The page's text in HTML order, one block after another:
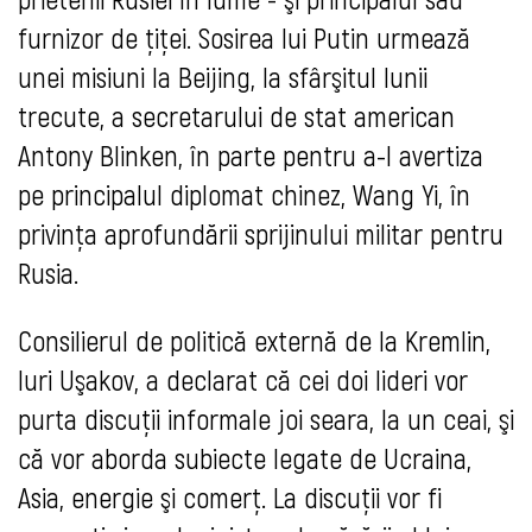
furnizor de ţiţei. Sosirea lui Putin urmează
unei misiuni la Beijing, la sfârşitul lunii
trecute, a secretarului de stat american
Antony Blinken, în parte pentru a-l avertiza
pe principalul diplomat chinez, Wang Yi, în
privinţa aprofundării sprijinului militar pentru
Rusia.
Consilierul de politică externă de la Kremlin,
Iuri Uşakov, a declarat că cei doi lideri vor
purta discuţii informale joi seara, la un ceai, şi
că vor aborda subiecte legate de Ucraina,
Asia, energie şi comerţ. La discuţii vor fi